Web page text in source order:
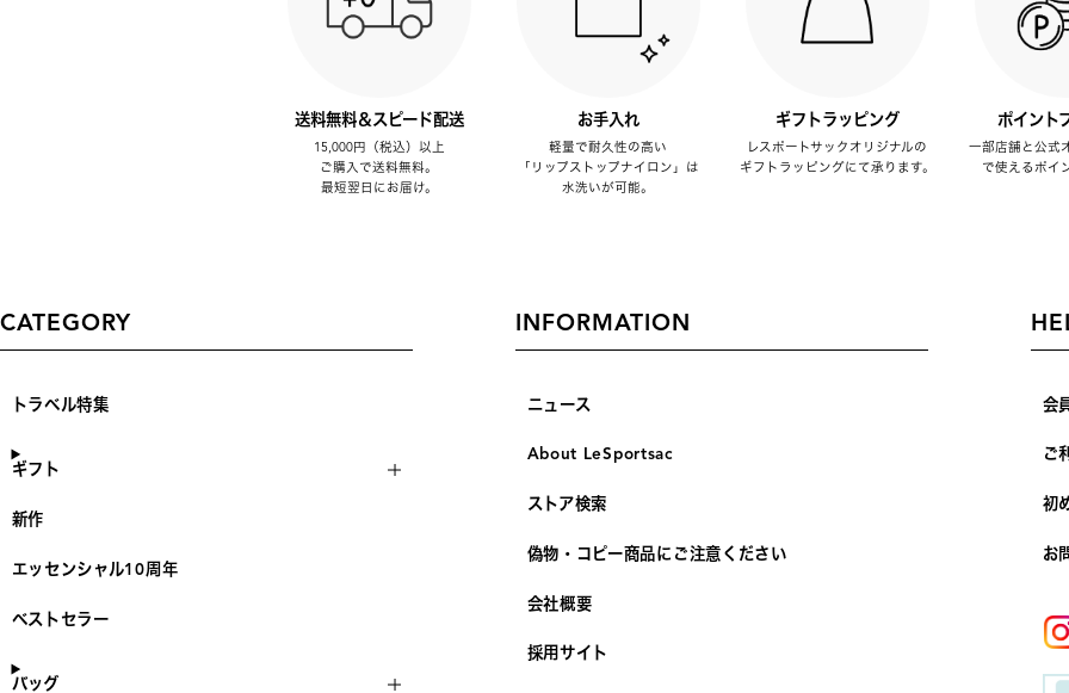
送料無料＆スピード配送
15,000円（税込）以上
ご購入で送料無料。
最短翌日にお届け。
お手入れ
軽量で耐久性の高い
「リップストップナイロン」は
水洗いが可能。
ギフトラッピング
レスポートサックオリジナルの
ギフトラッピングにて承ります。
ポイント
一部店舗と公式
で使えるポイ
CATEGORY
トラベル特集
ギフト
新作
エッセンシャル10周年
ベストセラー
バッグ
INFORMATION
ニュース
About LeSportsac
ストア検索
偽物・コピー商品にご注意ください
会社概要
採用サイト
会
ご
初
お